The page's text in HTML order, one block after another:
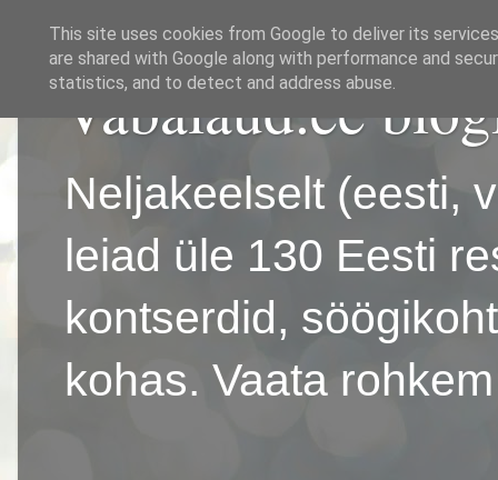
Vabalaud.ee
Neljakeelselt (eesti,
leiad üle 130 Eesti
kontserdid,
kohas. Vaata
This site uses cookies from Google to deliver its
are shared with Google along with performance and
statistics, and to detect and address abuse.